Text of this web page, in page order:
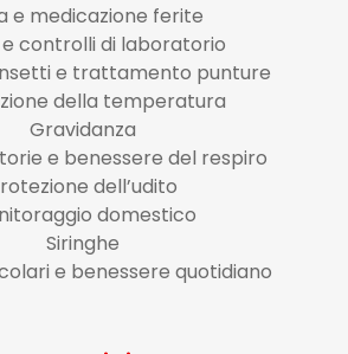
e medicazione ferite
e controlli di laboratorio
e trattamento punture
della temperatura
Gravidanza
e benessere del respiro
dell’udito
domestico
Siringhe
e benessere quotidiano